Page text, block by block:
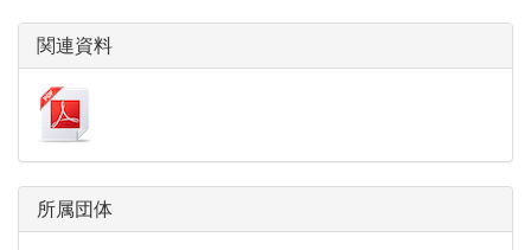
関連資料
所属団体